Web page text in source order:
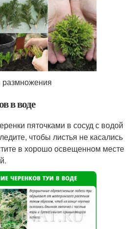
размножения
в воде
пяточками в сосуд с водой
чтобы листья не касались
в хорошо освещенном месте